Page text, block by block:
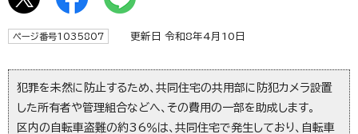
ページ番号1035807 更新日 令和8年4月10日
犯罪を未然に防止するため、共同住宅の共用部に防犯カメラ設置
した所有者や管理組合などへ、その費用の一部を助成します。
区内の自転車盗難の約36％は、共同住宅で発生しており、自転車